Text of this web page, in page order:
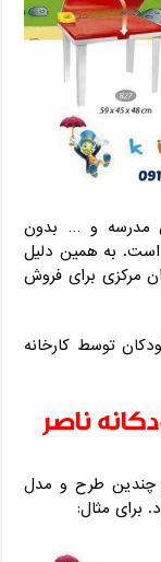
مدرسه و … بدون
است. به همین دلیل
مرکزی برای فروش
توسط کارخانه
ناصر
چندین طرح و مدل
برای مثال: